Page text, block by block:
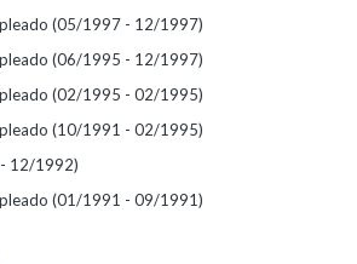
(05/1997 - 12/1997)
(06/1995 - 12/1997)
(02/1995 - 02/1995)
(10/1991 - 02/1995)
12/1992)
(01/1991 - 09/1991)